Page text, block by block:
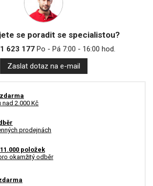
se poradit se specialistou?
623 177Po - Pá 7:00 - 16:00 hod.
Zaslat dotaz na e-mail
nad 2.000 Kč
prodejnách
položek
okamžitý odběr